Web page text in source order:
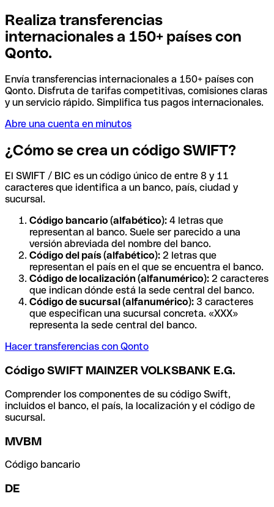
Realiza transferencias
internacionales a 150+ países con
Qonto.
Envía transferencias internacionales a 150+ países con
Qonto. Disfruta de tarifas competitivas, comisiones claras
y un servicio rápido. Simplifica tus pagos internacionales.
Abre una cuenta en minutos
¿Cómo se crea un código SWIFT?
El SWIFT / BIC es un código único de entre 8 y 11
caracteres que identifica a un banco, país, ciudad y
sucursal.
Código bancario (alfabético): 4 letras que
representan al banco. Suele ser parecido a una
versión abreviada del nombre del banco.
Código del país (alfabético): 2 letras que
representan el país en el que se encuentra el banco.
Código de localización (alfanumérico): 2 caracteres
que indican dónde está la sede central del banco.
Código de sucursal (alfanumérico): 3 caracteres
que especifican una sucursal concreta. «XXX»
representa la sede central del banco.
Hacer transferencias con Qonto
Código SWIFT MAINZER VOLKSBANK E.G.
Comprender los componentes de su código Swift,
incluidos el banco, el país, la localización y el código de
sucursal.
MVBM
Código bancario
DE